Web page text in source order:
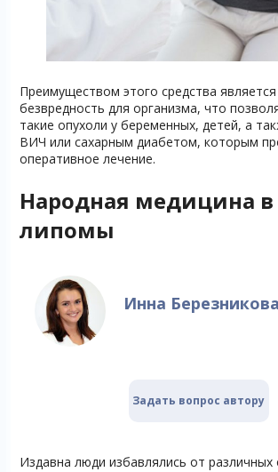
Преимуществом этого средства
безвредность для организма, что
такие опухоли у беременных, детей, а
ВИЧ или сахарным диабетом, которым
оперативное лечение.
Народная медицина
липомы
Инна Березникова
Задать вопрос автору
Издавна люди избавлялись от различных